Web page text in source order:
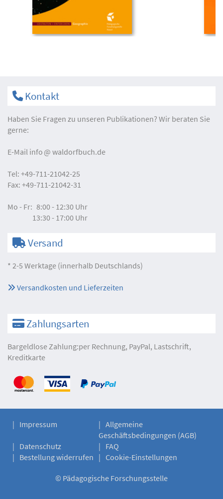
Kontakt
Haben Sie Fragen zu unseren Publikationen? Wir beraten Sie
gerne:
E-Mail info waldorfbuch.de
Tel: +49-711-21042-25
Fax: +49-711-21042-31
Mo - Fr: 8:00 - 12:30 Uhr
13:30 - 17:00 Uhr
Versand
* 2-5 Werktage (innerhalb Deutschlands)
Versandkosten und Lieferzeiten
Zahlungsarten
Bargeldlose Zahlung:per Rechnung, PayPal, Lastschrift,
Kreditkarte
Impressum
Allgemeine
Geschäftsbedingungen (AGB)
Datenschutz
FAQ
Bestellung widerrufen
Cookie-Einstellungen
© Pädagogische Forschungsstelle